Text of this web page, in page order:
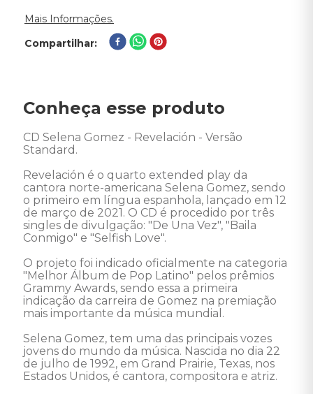
Mais Informações.
Compartilhar
Conheça esse produto
CD Selena Gomez - Revelación - Versão
Standard.
Revelación é o quarto extended play da
cantora norte-americana Selena Gomez, sendo
o primeiro em língua espanhola, lançado em 12
de março de 2021. O CD é procedido por três
singles de divulgação: "De Una Vez", "Baila
Conmigo" e "Selfish Love".
O projeto foi indicado oficialmente na categoria
"Melhor Álbum de Pop Latino" pelos prêmios
Grammy Awards, sendo essa a primeira
indicação da carreira de Gomez na premiação
mais importante da música mundial.
Selena Gomez, tem uma das principais vozes
jovens do mundo da música. Nascida no dia 22
de julho de 1992, em Grand Prairie, Texas, nos
Estados Unidos, é cantora, compositora e atriz.